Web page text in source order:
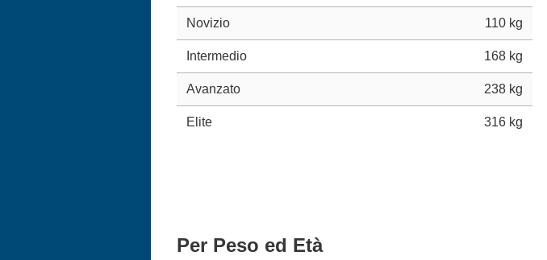
Novizio 110 kg
Intermedio 168 kg
Avanzato 238 kg
Elite 316 kg
Per Peso ed Età